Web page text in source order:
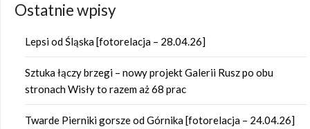
Ostatnie wpisy
Lepsi od Śląska [fotorelacja – 28.04.26]
Sztuka łączy brzegi – nowy projekt Galerii Rusz po obu
stronach Wisły to razem aż 68 prac
Twarde Pierniki gorsze od Górnika [fotorelacja – 24.04.26]